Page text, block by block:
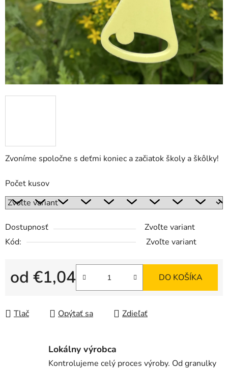
Zvoníme spoločne s deťmi koniec a začiatok školy a škôlky!
Počet kusov
Dostupnosť
Zvoľte variant
Kód:
Zvoľte variant
od €1,04 DO KOŠÍKA
Tlač Opýtať sa Zdieľať
Lokálny výrobca
Kontrolujeme celý proces výroby. Od granulky